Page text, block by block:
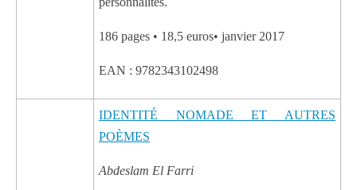
186 pages • 18,5 euros• janvier 2017
EAN : 9782343102498
IDENTITÉ NOMADE ET AUTRES
POÈMES
Abdeslam El Farri